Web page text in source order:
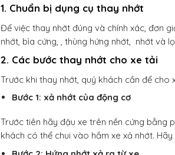
1. Chuẩn bị dụng cụ thay nhớt
Để việc thay nhớt đúng và chính xác, đơn
nhớt, bìa cứng, , thùng hứng nhớt, nhớt và
2. Các bước thay nhớt cho xe tải
Trước khi thay nhớt, quý khách cần để
Bước 1: xả nhớt của động cơ
Trước tiên hãy đậu xe trên nền cứng bằng
khách có thể chui vào hầm xe xả nhớt.